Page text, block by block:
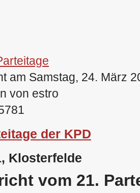
am Samstag, 24. März
von estro
der KPD
Klosterfelde
vom 21.